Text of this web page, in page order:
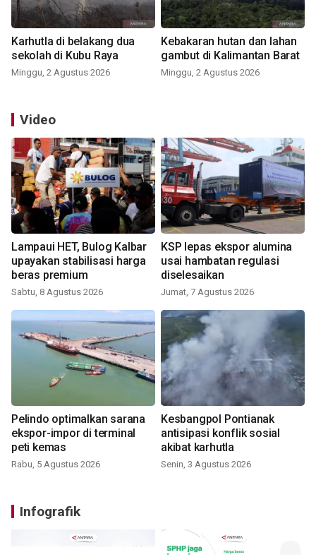
Karhutla di belakang dua
sekolah di Kubu Raya
Minggu, 2 Agustus 2026
Kebakaran hutan dan lahan
gambut di Kalimantan Barat
Minggu, 2 Agustus 2026
Video
Lampaui HET, Bulog Kalbar
upayakan stabilisasi harga
beras premium
Sabtu, 8 Agustus 2026
KSP lepas ekspor alumina
usai hambatan regulasi
diselesaikan
Jumat, 7 Agustus 2026
Pelindo optimalkan sarana
ekspor-impor di terminal
peti kemas
Rabu, 5 Agustus 2026
Kesbangpol Pontianak
antisipasi konflik sosial
akibat karhutla
Senin, 3 Agustus 2026
Infografik